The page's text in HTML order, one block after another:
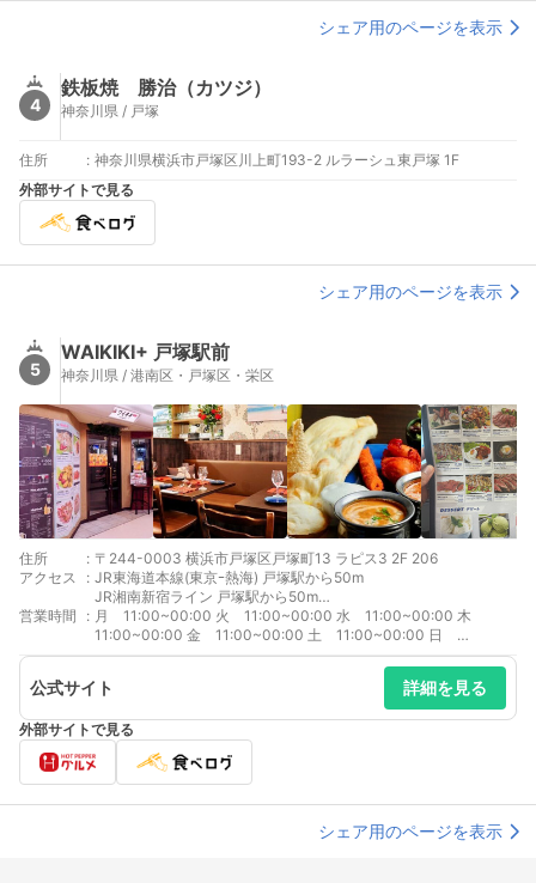
シェア用のページを表示
4
鉄板焼 勝治（カツジ）
神奈川県 / 戸塚
住所 : 神奈川県横浜市戸塚区川上町193-2 ルラーシュ東戸塚 1F
外部サイトで見る
シェア用のページを表示
5
WAIKIKI+ 戸塚駅前
神奈川県 / 港南区・戸塚区・栄区
住所 : 〒244-0003 横浜市戸塚区戸塚町13 ラピス3 2F 206
アクセス
: JR東海道本線(東京ｰ熱海) 戸塚駅から50m
JR湘南新宿ライン 戸塚駅から50m
JR横須賀線 戸塚駅から50m
JR成田エクスプレス 戸塚駅から50m
ブルーライン 戸塚駅から72m
営業時間 : 月 11:00~00:00 火 11:00~00:00 水 11:00~00:00 木
11:00~00:00 金 11:00~00:00 土 11:00~00:00 日
11:00~00:00
公式サイト 詳細を見る
外部サイトで見る
シェア用のページを表示